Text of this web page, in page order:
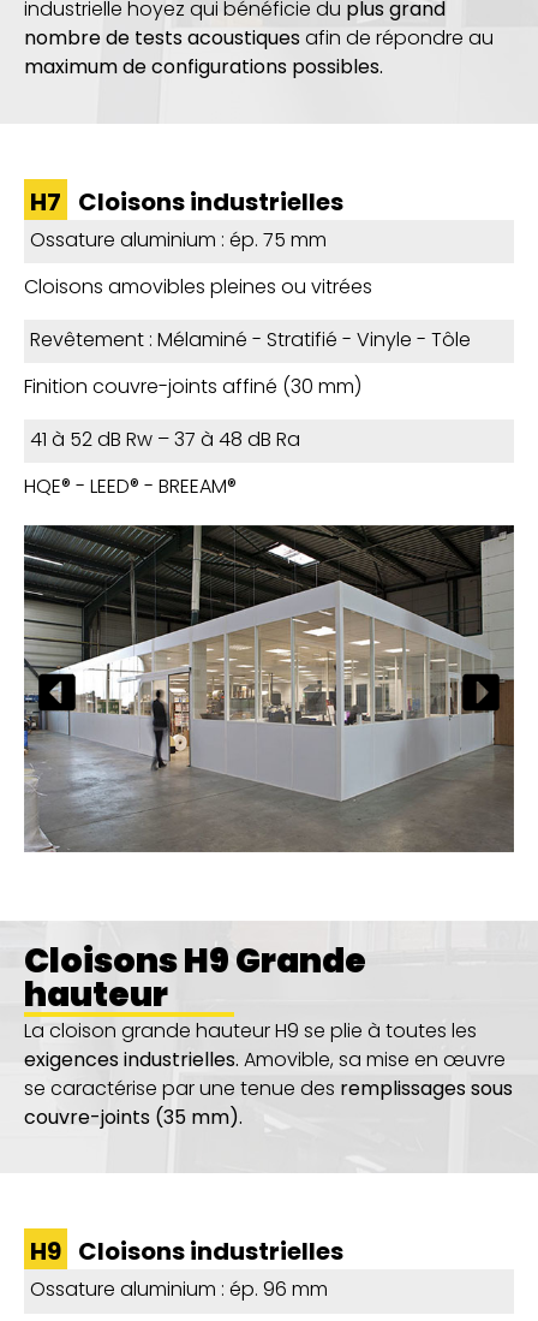
industrielle hoyez qui bénéficie du plus grand
nombre de tests acoustiquesafin de répondre au
maximum de configurations possibles.
H7 Cloisons industrielles
Ossature aluminium : ép. 75 mm
Cloisons amovibles pleines ou vitrées
Revêtement : Mélaminé - Stratifié - Vinyle - Tôle
Finition couvre-joints affiné (30 mm)
41 à 52 dB Rw – 37 à 48 dB Ra
HQE® - LEED® - BREEAM®
Cloisons H9 Grande
hauteur
La cloison grande hauteur H9 se plie à toutes les
exigences industrielles. Amovible, sa mise en œuvre
se caractérise par une tenue des remplissages sous
couvre-joints (35 mm).
H9 Cloisons industrielles
Ossature aluminium : ép. 96 mm